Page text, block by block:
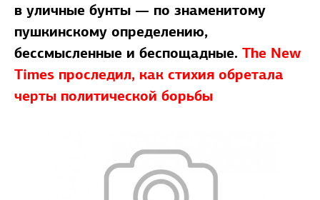
в уличные бунты — по знаменитому
пушкинскому определению,
бессмысленные и беспощадные. The New
Times проследил, как стихия обретала
черты политической борьбы